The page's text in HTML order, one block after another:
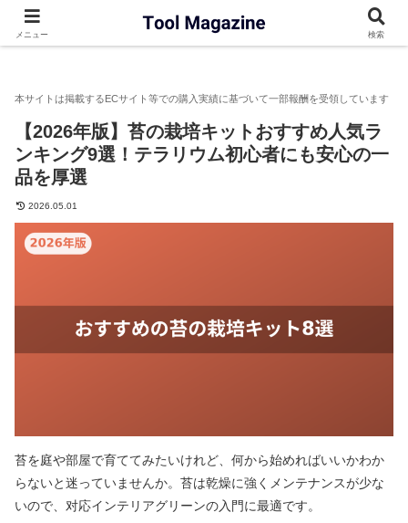
栽培キット 【2026年版】苔の栽培キットおすすめ人
【2026年版】苔の栽培キットおすすめ人気ラ
ンキング9選！テラリウム初心者にも安心の一
品を厚選
2026.05.01
苔を庭や部屋で育ててみたいけれど、何から始めればいいかわか
らないと迷っていませんか。苔は乾燥に強くメンテナンスが少な
いので、对応インテリアグリーンの入門に最適です。
メニュー 検索